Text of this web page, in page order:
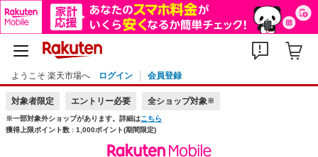
ようこそ 楽天市場へ ログイン 会員登録
対象者限定 エントリー必要 全ショップ対象※
※一部対象外ショップがあります。詳細はこちら
獲得上限ポイント数 : 1,000ポイント(期間限定)